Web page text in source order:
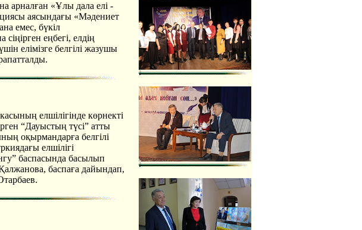
арналған «Ұлы дала елі -
аясындағы «Мәдениет
емес, бүкіл
еңбегі, елдің
елімізге белгілі жазушы
елшілігінде көрнекті
“Дауыстың түсі” атты
оқырмандарға белгілі
елшілігі
баспасында басылып
баспаға дайындап,